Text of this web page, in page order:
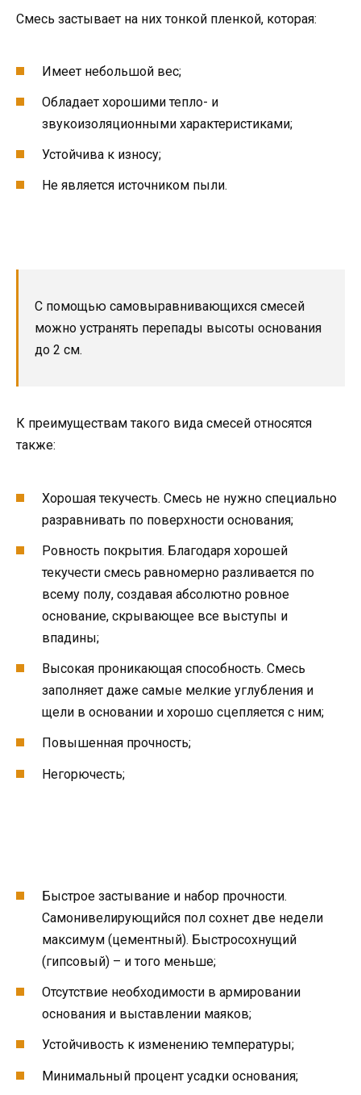
Смесь застывает на них тонкой пленкой, которая:
Имеет небольшой вес;
Обладает хорошими тепло- и
звукоизоляционными характеристиками;
Устойчива к износу;
Не является источником пыли.
С помощью самовыравнивающихся смесей
можно устранять перепады высоты основания
до 2 см.
К преимуществам такого вида смесей относятся
также:
Хорошая текучесть. Смесь не нужно специально
разравнивать по поверхности основания;
Ровность покрытия. Благодаря хорошей
текучести смесь равномерно разливается по
всему полу, создавая абсолютно ровное
основание, скрывающее все выступы и
впадины;
Высокая проникающая способность. Смесь
заполняет даже самые мелкие углубления и
щели в основании и хорошо сцепляется с ним;
Повышенная прочность;
Негорючесть;
Быстрое застывание и набор прочности.
Самонивелирующийся пол сохнет две недели
максимум (цементный). Быстросохнущий
(гипсовый) – и того меньше;
Отсутствие необходимости в армировании
основания и выставлении маяков;
Устойчивость к изменению температуры;
Минимальный процент усадки основания;